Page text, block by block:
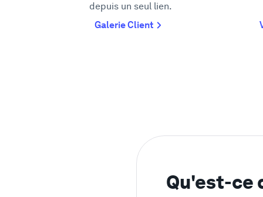
depuis un seul lien.
Galerie Client
Qu'est-ce